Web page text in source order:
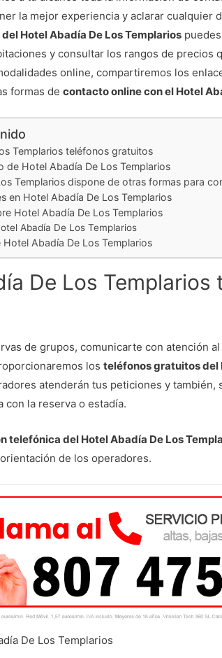
la mejor experiencia y aclarar cualquier
Hotel Abadía De Los Templarios
y consultar los rangos de precios
online, compartiremos los
formas decontacto online con el Hotel
Templarios teléfonos gratuitos
de Hotel Abadía De Los Templarios
Templarios dispone de otras formas para
en Hotel Abadía De Los Templarios
Hotel Abadía De Los Templarios
Abadía De Los Templarios
Abadía De Los Templarios
De Los Templarios
de grupos, comunicarte con atención
losteléfonos gratuitos del
atenderán tus peticiones y también,
con la reserva o estadía.
telefónica del Hotel Abadía De Los
de los operadores.
De Los Templarios